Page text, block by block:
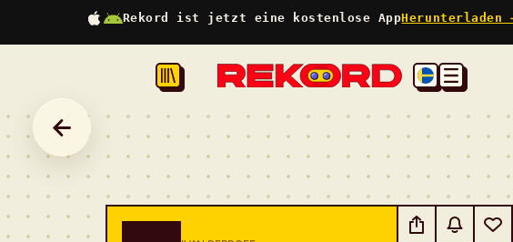
Rekord ist jetzt eine kostenlose AppHerunterladen